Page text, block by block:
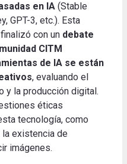
en IA (Stable
GPT-3, etc.). Esta
finalizó con un debate
CITM
de IA se están
, evaluando el
y la producción digital.
éticas
tecnología, como
existencia de
imágenes.